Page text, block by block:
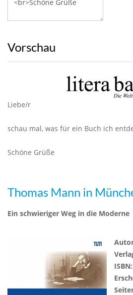
Vorschau
Liebe/r
schau mal, was für ein Buch ich
Schöne Grüße
Thomas Mann in
Ein schwieriger Weg in die Moderne
ISBN: